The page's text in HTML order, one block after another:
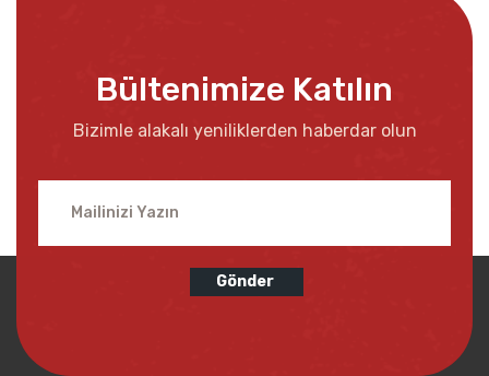
Bültenimize Katılın
Bizimle alakalı yeniliklerden haberdar olun
Gönder